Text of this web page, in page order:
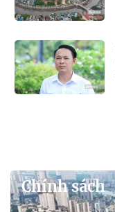
Chính sách